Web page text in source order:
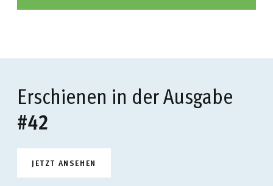
Erschienen in der Ausgabe
#42
JETZT ANSEHEN